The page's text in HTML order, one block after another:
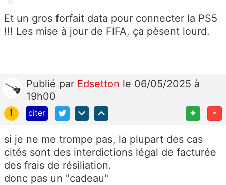
Et un gros forfait data pour connecter la PS5
!!! Les mise à jour de FIFA, ça pèsent lourd.
Publié par Edsetton le 06/05/2025 à
19h00
!
citer + -
si je ne me trompe pas, la plupart des cas
cités sont des interdictions légal de facturée
des frais de résiliation.
donc pas un "cadeau"